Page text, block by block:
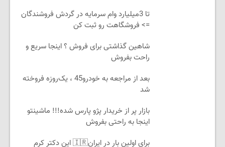
تا 3میلیارد وام سرمایه در گردش فروشندگان
=> فروشگاهت رو ثبت کن
شاهین گذاشتی برای فروش ؟ اینجا سریع و
راحت بفروش
بعد از مراجعه به خودرو45 ، یک‌روزه فروخته
شد
بازار پر از خریدار پژو پارس شده!!! ماشینتو
اینجا به راحتی بفروش
برای اولین بار در ایران🇮🇷 این دکتر کرم